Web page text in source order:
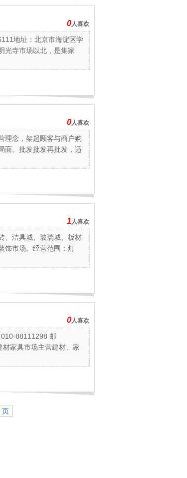
0人喜欢
地址：北京市海淀区学
光寺市场以北，是集家
0人喜欢
理念，架起顾客与商户购
面。批发批发再批发，适
1人喜欢
、洁具城、玻璃城、板材
饰市场。经营范围：灯
0人喜欢
88111298 邮
家具市场主营建材、家
页